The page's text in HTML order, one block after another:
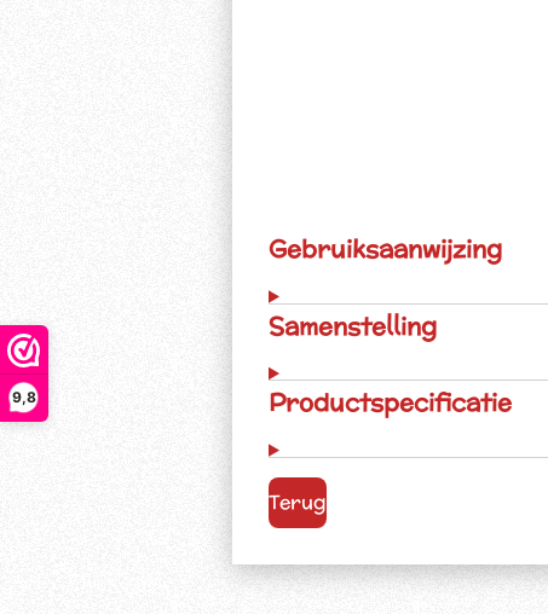
9,8
Gebruiksaanwijzing
Samenstelling
Productspecificatie
Terug